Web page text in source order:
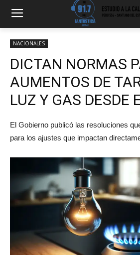
NACIONALES
DICTAN NORMAS
AUMENTOS DE
LUZ Y GAS DESDE
El Gobierno publicó las resoluciones
para los ajustes que impactan